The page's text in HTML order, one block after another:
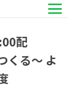
配
くる〜 よ